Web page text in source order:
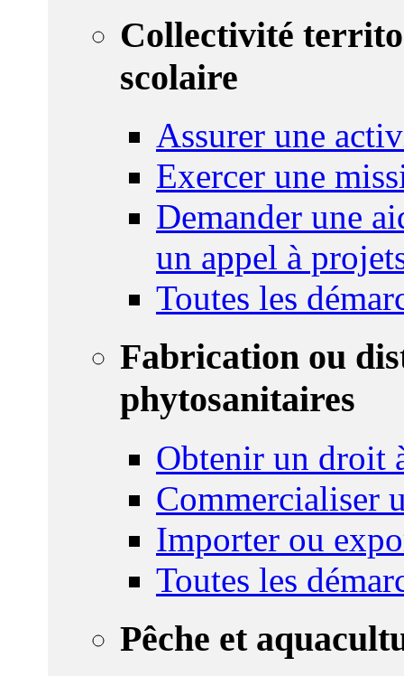
Collectivité
scolaire
Assurer une
Exercer une
Demander une
un appel à
Toutes les
Fabrication ou
phytosanitaires
Obtenir un droit
Commercialiser
Importer ou
Toutes les
Pêche et